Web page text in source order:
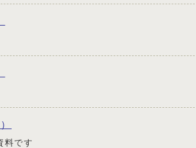
料です